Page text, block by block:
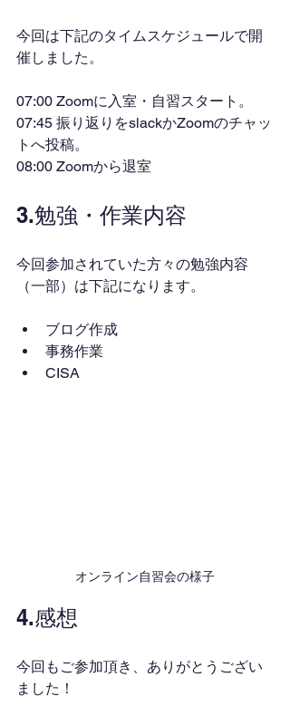
今回は下記のタイムスケジュールで開
催しました。
07:00 Zoomに入室・自習スタート。
07:45 振り返りをslackかZoomのチャッ
トへ投稿。
08:00 Zoomから退室
3.勉強・作業内容
今回参加されていた方々の勉強内容
（一部）は下記になります。
ブログ作成
事務作業
CISA
オンライン自習会の様子
4.感想
今回もご参加頂き、ありがとうござい
ました！